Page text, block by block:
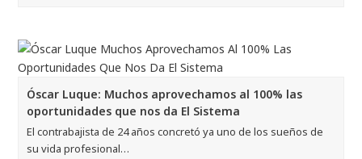
Óscar Luque: Muchos aprovechamos al 100% las
oportunidades que nos da El Sistema
El contrabajista de 24 años concretó ya uno de los sueños de
su vida profesional…